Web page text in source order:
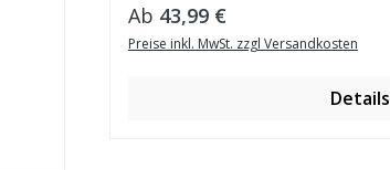
Regulärer Preis:
Ab 43,99 €
Preise inkl. MwSt. zzgl Versandkosten
Details